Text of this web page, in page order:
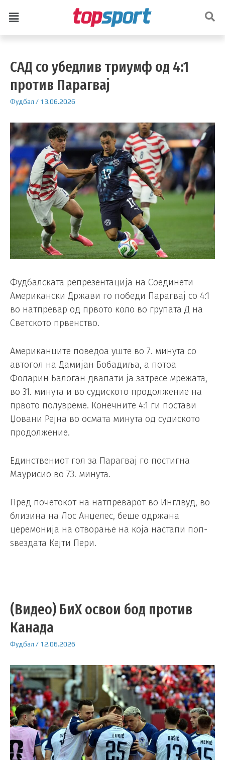
САД со убедлив триумф од 4:1
против Парагвај
Фудбал / 13.06.2026
Фудбалската репрезентација на Соединети
Американски Држави го победи Парагвај со 4:1
во натпревар од првото коло во групата Д на
Светското првенство.
Американците поведоа уште во 7. минута со
автогол на Дамијан Бобадиља, а потоа
Фоларин Балоган двапати ја затресе мрежата,
во 31. минута и во судиското продолжение на
првото полувреме. Конечните 4:1 ги постави
Џовани Рејна во осмата минута од судиското
продолжение.
Единствениот гол за Парагвај го постигна
Маурисио во 73. минута.
Пред почетокот на натпреварот во Инглвуд, во
близина на Лос Анџелес, беше одржана
церемонија на отворање на која настапи поп-
ѕвездата Кејти Пери.
(Видео) БиХ освои бод против
Канада
Фудбал / 12.06.2026